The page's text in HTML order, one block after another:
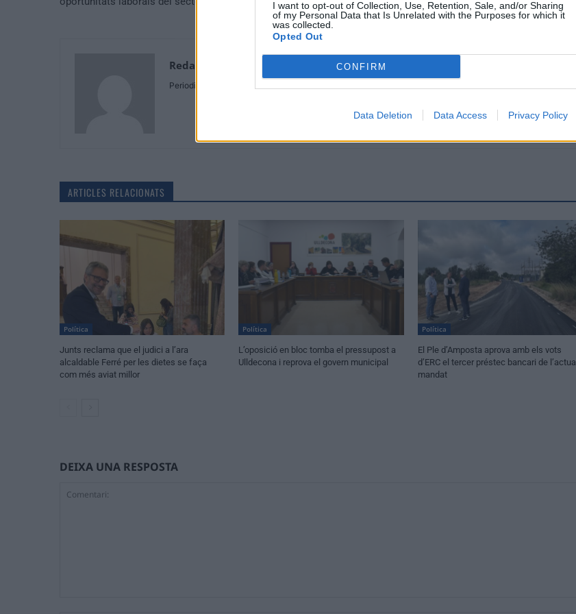
I want to opt-out of Collection, Use, Retention, Sale, and/or Sharing
of my Personal Data that Is Unrelated with the Purposes for which it
was collected.
Opted Out
CONFIRM
Data Deletion Data Access Privacy Policy
Redaccio
Periodistes
ARTICLES RELACIONATS
Política
Junts reclama que el judici a l’ara
alcaldable Ferré per les dietes se faça
com més aviat millor
Política
L’oposició en bloc tomba el pressupost a
Ulldecona i reprova el govern municipal
Política
El Ple d’Amposta aprova amb els vots
d’ERC el tercer préstec bancari de l’actual
mandat
DEIXA UNA RESPOSTA